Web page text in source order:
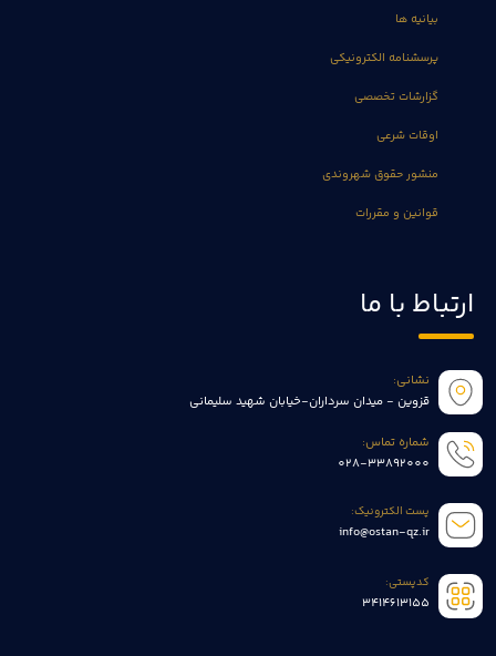
بیانیه ها
پرسشنامه الکترونیکی
گزارشات تخصصی
اوقات شرعی
منشور حقوق شهروندی
قوانین و مقررات
ارتباط با ما
نشانی:
قزوین - میدان سرداران-خیابان شهید سلیمانی
شماره تماس:
028-33892000
پست الکترونیک:
info@ostan-qz.ir
کدپستی:
3414613155